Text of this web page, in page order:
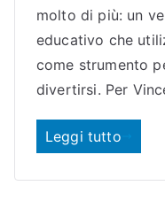
molto di più: un
educativo che
come strumento
divertirsi. Per
Leggi tutto